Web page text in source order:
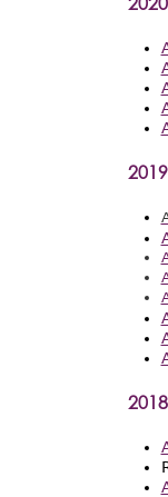
2019
2018